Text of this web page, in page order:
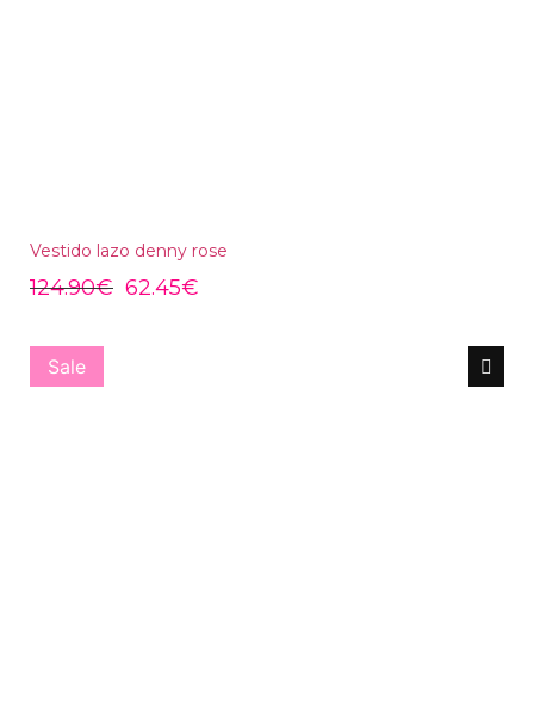
Vestido lazo denny rose
124.90€ 62.45€
Sale